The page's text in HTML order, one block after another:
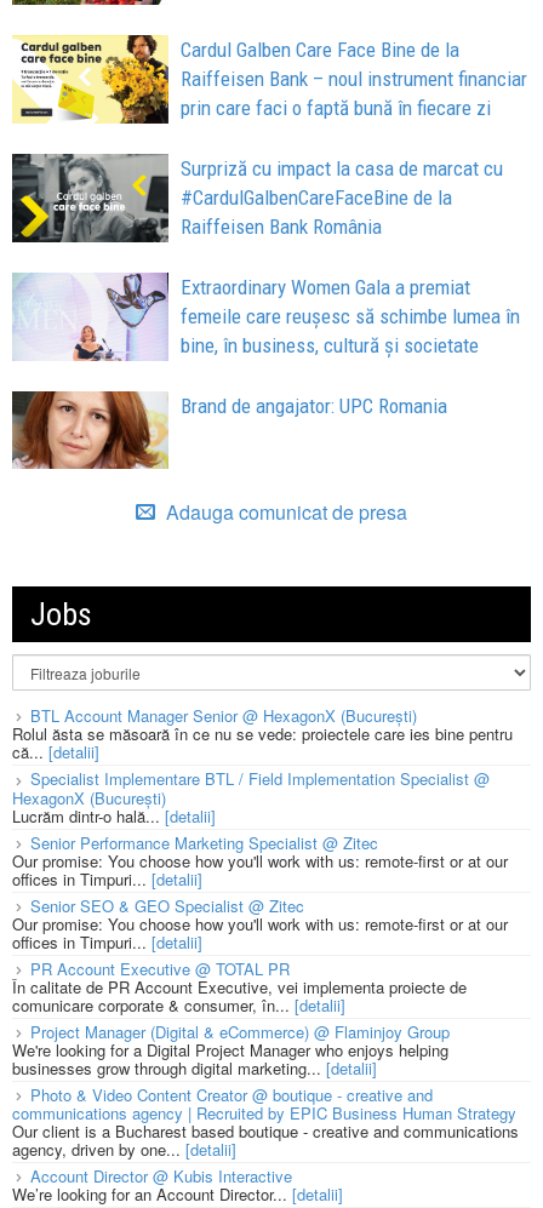
Cardul Galben Care Face Bine de la
Raiffeisen Bank – noul instrument financiar
prin care faci o faptă bună în fiecare zi
Surpriză cu impact la casa de marcat cu
#CardulGalbenCareFaceBine de la
Raiffeisen Bank România
Extraordinary Women Gala a premiat
femeile care reușesc să schimbe lumea în
bine, în business, cultură și societate
Brand de angajator: UPC Romania
Adauga comunicat de presa
Jobs
BTL Account Manager Senior @ HexagonX (București)
Rolul ăsta se măsoară în ce nu se vede: proiectele care ies bine pentru
că... [detalii]
Specialist Implementare BTL / Field Implementation Specialist @
HexagonX (București)
Lucrăm dintr-o hală...[detalii]
Senior Performance Marketing Specialist @ Zitec
Our promise: You choose how you'll work with us: remote-first or at our
offices in Timpuri... [detalii]
Senior SEO & GEO Specialist @ Zitec
Our promise: You choose how you'll work with us: remote-first or at our
offices in Timpuri... [detalii]
PR Account Executive @ TOTAL PR
În calitate de PR Account Executive, vei implementa proiecte de
comunicare corporate & consumer, în... [detalii]
Project Manager (Digital & eCommerce) @ Flaminjoy Group
We're looking for a Digital Project Manager who enjoys helping
businesses grow through digital marketing... [detalii]
Photo & Video Content Creator @ boutique - creative and
communications agency | Recruited by EPIC Business Human Strategy
Our client is a Bucharest based boutique - creative and communications
agency, driven by one... [detalii]
Account Director @ Kubis Interactive
We’re looking for an Account Director... [detalii]